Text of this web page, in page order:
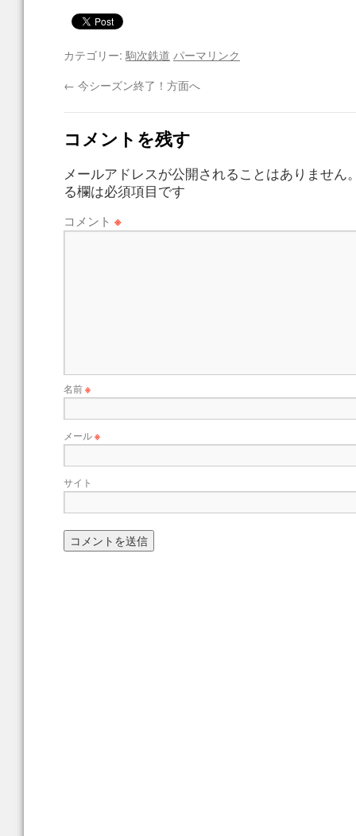
カテゴリー: 駒次鉄道 パーマリンク
← 今シーズン終了！方面へ
コメントを残す
メールアドレスが公開されることはありません
る欄は必須項目です
コメント ※
名前※
メール※
サイト